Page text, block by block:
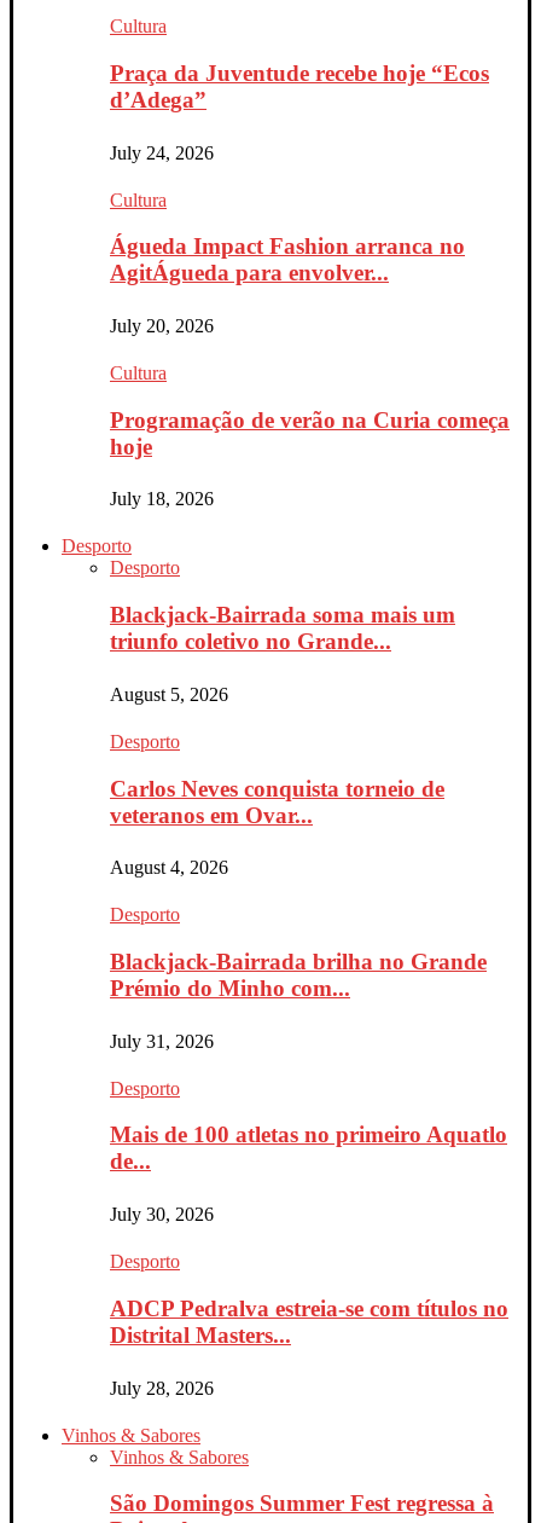
Cultura
Praça da Juventude recebe hoje “Ecos
d’Adega”
July 24, 2026
Cultura
Águeda Impact Fashion arranca no
AgitÁgueda para envolver...
July 20, 2026
Cultura
Programação de verão na Curia começa
hoje
July 18, 2026
Desporto
Desporto
Blackjack-Bairrada soma mais um
triunfo coletivo no Grande...
August 5, 2026
Desporto
Carlos Neves conquista torneio de
veteranos em Ovar...
August 4, 2026
Desporto
Blackjack-Bairrada brilha no Grande
Prémio do Minho com...
July 31, 2026
Desporto
Mais de 100 atletas no primeiro Aquatlo
de...
July 30, 2026
Desporto
ADCP Pedralva estreia-se com títulos no
Distrital Masters...
July 28, 2026
Vinhos & Sabores
Vinhos & Sabores
São Domingos Summer Fest regressa à